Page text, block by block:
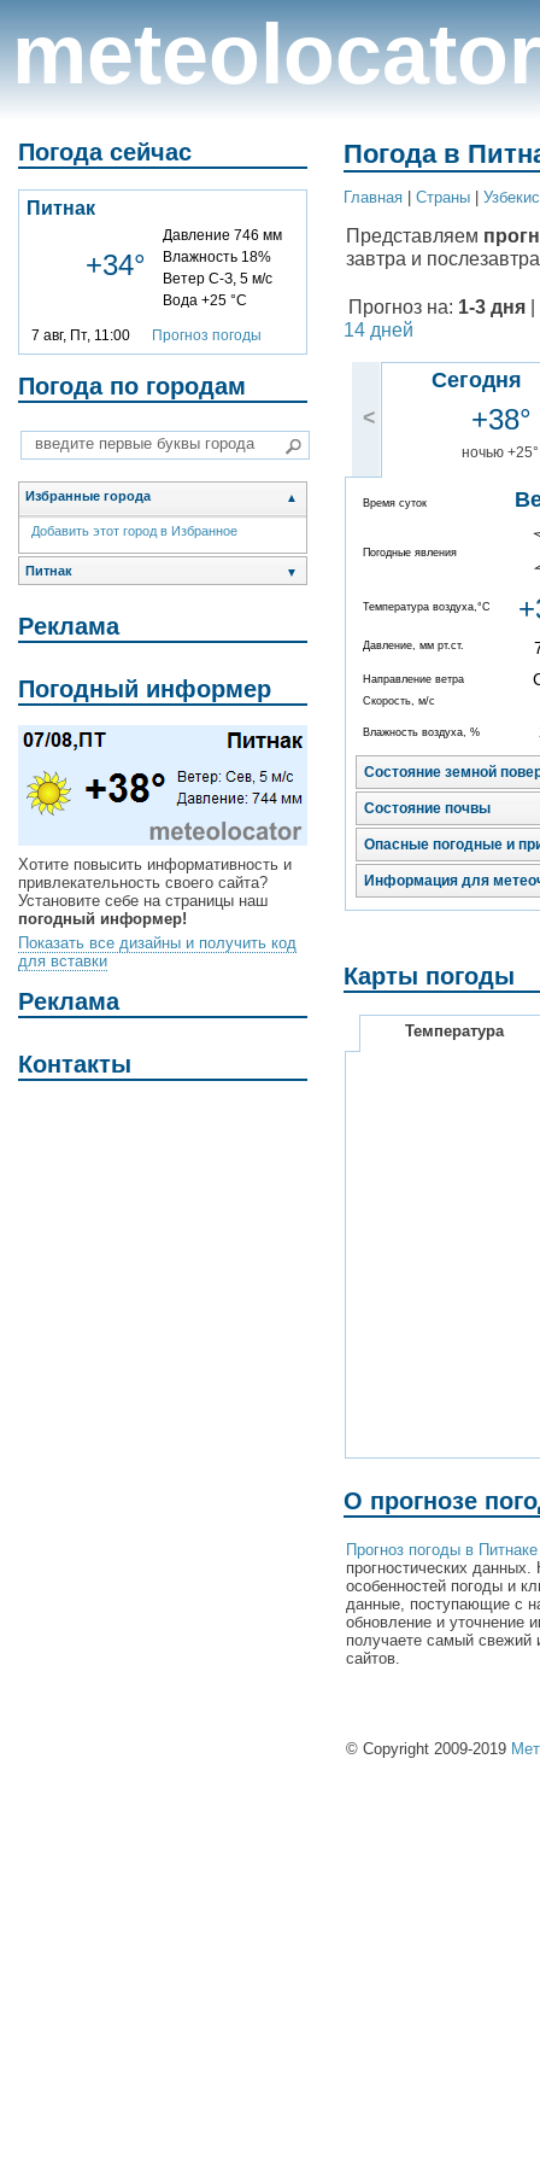
meteolocator
Погода сейчас
Питнак
+34°
Давление 746 мм
Влажность 18%
Ветер С-З, 5 м/с
Вода +25 °C
7 авг, Пт, 11:00 Прогноз погоды
Погода по городам
Избранные города ▲
Добавить этот город в Избранное
Питнак ▼
Реклама
Погодный информер
Хотите повысить информативность и
привлекательность своего сайта?
Установите себе на страницы наш
погодный информер!
Показать все дизайны и получить код
для вставки
Реклама
Контакты
Погода в
Главная Cтраны
Представляем
завтра и
Прогноз на: 1-3 дня
14 дней
<
Сегодня
+38°
ночью +25°
Время суток
Погодные явления
Температура воздуха,°C
Давление, мм рт.ст.
Направление ветра
Скорость, м/с
Влажность воздуха, %
Состояние земной
Состояние почвы
Опасные погодные и
Информация для
Карты погоды
Температура
О прогнозе
Прогноз погоды в Питнаке
прогностических
особенностей погоды и
данные, поступающие с
обновление и уточнение
получаете самый свежий
сайтов.
© Copyright 2009-2019